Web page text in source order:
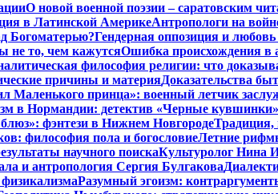
О новой военной поэзии – саратовским
в Латинской АмерикеАнтропологи на
Богоматерью?Гендерная оппозиция и
не то, чем кажутсяОшибка происхождения в
философия религии: что
причины и материяДоказательства
Маленького принца»: военный летчик
в Нормандии: детектив «Черные кувшинки»
фэнтези в Нижнем НовгородеТрадиция,
философия пола и богословиеЛетние
научного поискаКультуролог Нина
и антропология Сергия Булгакова
Разумный эгоизм: